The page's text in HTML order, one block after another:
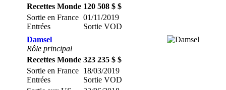
Recettes Monde 120 508 $ $
Sortie en France
Entrées
01/11/2019
Sortie VOD
Damsel
Rôle principal
Recettes Monde 323 235 $ $
Sortie en France
Entrées
18/03/2019
Sortie VOD